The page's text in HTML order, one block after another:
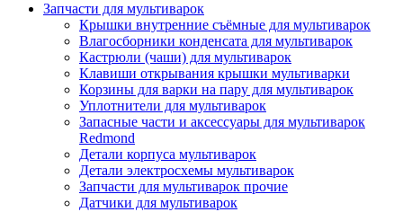
Запчасти для мультиварок
Крышки внутренние съёмные для мультиварок
Влагосборники конденсата для мультиварок
Кастрюли (чаши) для мультиварок
Клавиши открывания крышки мультиварки
Корзины для варки на пару для мультиварок
Уплотнители для мультиварок
Запасные части и аксессуары для мультиварок
Redmond
Детали корпуса мультиварок
Детали электросхемы мультиварок
Запчасти для мультиварок прочие
Датчики для мультиварок